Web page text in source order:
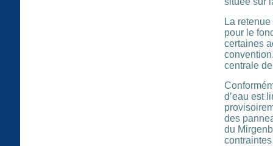
La
pour le
certaines
centrale
d’eau est
des
du